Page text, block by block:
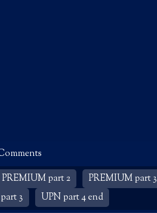
PREMIUM part 2 PREMIUM part 3
3 UPN part 4 end